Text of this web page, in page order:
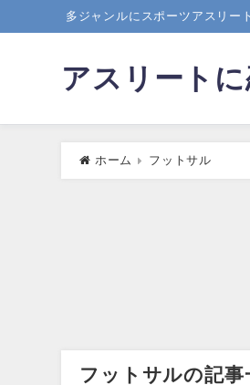
多ジャンルにスポーツアスリー
アスリート
ホーム フットサル
フットサルの記事